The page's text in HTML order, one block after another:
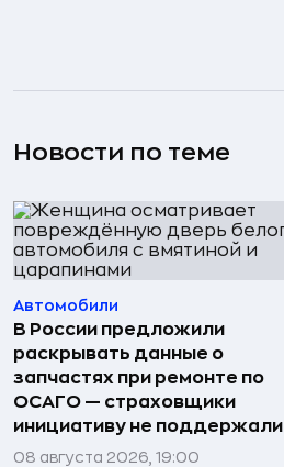
Новости по теме
Автомобили
В России предложили
раскрывать данные о
запчастях при ремонте по
ОСАГО — страховщики
инициативу не поддержали
08 августа 2026, 19:00